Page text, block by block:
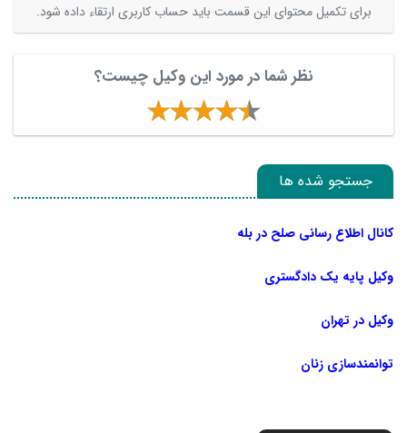
برای تکمیل محتوای این قسمت باید حساب کاربری ارتقاء داده شود.
نظر شما در مورد این وکیل چیست؟
جستجو شده ها
کانال اطلاع رسانی صلح در بله
وکیل پایه یک دادگستری
وکیل در تهران
توانمندسازی زنان